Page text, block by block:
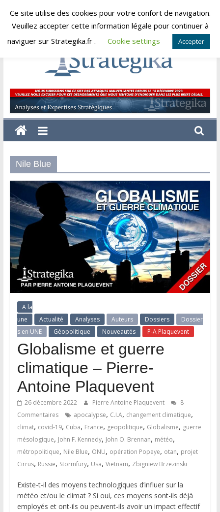
Skip
vendredi, août 7, 2026
Strategika
Expertise
et
Analyses
Nile Blue
A la
une
Actualité Analyses Auteurs Dossiers
Dossier
s en UNE
Géopolitique Nouveautés P-A Plaquevent
Globalisme et guerre
climatique – Pierre-
Antoine Plaquevent
26 décembre 2022 Pierre Antoine Plaquevent
8
Commentaires
apocalypse, C.I.A, changement climatique,
climat, covid-19, Cuba, France, geopolitique, Globalisme, guerre
mésologique, John F. Kennedy, John O. Brennan, météo,
métropolitique, Nile Blue, ONU, opération Popeye, otan, projet
Cirrus, Russie, Stormfury, Usa, Vietnam, Zbigniew Brzezinski
Existe-t-il des moyens technologiques d’influer sur la
météo et/ou le climat ? Si oui, ces moyens sont-ils déjà
employés et ont-ils ou peuvent-ils avoir un impact effectif
Ce site utilise des cookies pour votre confort de navigation.
Veuillez accepter cette information légale pour continuer à
naviguer sur Strategika.fr .
Cookie settings Accepter